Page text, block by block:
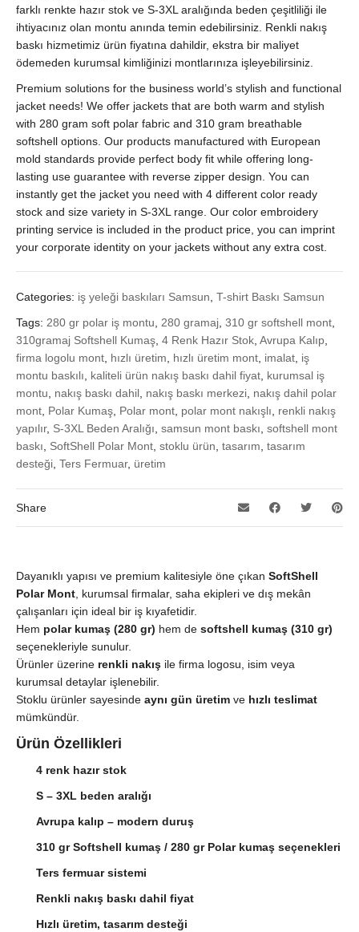
farklı renkte hazır stok ve S-3XL aralığında beden çeşitliliği ile
ihtiyacınız olan montu anında temin edebilirsiniz. Renkli nakış
baskı hizmetimiz ürün fiyatına dahildir, ekstra bir maliyet
ödemeden kurumsal kimliğinizi montlarınıza işleyebilirsiniz.
Premium solutions for the business world’s stylish and functional
jacket needs! We offer jackets that are both warm and stylish
with 280 gram soft polar fabric and 310 gram breathable
softshell options. Our products manufactured with European
mold standards provide perfect body fit while offering long-
lasting use guarantee with reverse zipper design. You can
instantly get the jacket you need with 4 different color ready
stock and size variety in S-3XL range. Our color embroidery
printing service is included in the product price, you can imprint
your corporate identity on your jackets without any extra cost.
Categories: iş yeleği baskıları Samsun T-shirt Baskı Samsun
Tags: 280 gr polar iş montu 280 gramaj 310 gr softshell mont
310gramaj Softshell Kumaş 4 Renk Hazır Stok Avrupa Kalıp
firma logolu mont hızlı üretim hızlı üretim mont imalat iş
montu baskılı
kaliteli ürün nakış baskı dahil fiyat kurumsal iş
montu
nakış baskı dahil nakış baskı merkezi nakış dahil polar
mont Polar Kumaş Polar mont polar mont nakışlı
renkli nakış
yapılır, S-3XL Beden Aralığı samsun mont baskı softshell mont
baskı
SoftShell Polar Mont stoklu ürün tasarım tasarım
desteği Ters Fermuar, üretim
Share
Dayanıklı yapısı ve premium kalitesiyle öne çıkan SoftShell
Polar Mont , kurumsal firmalar, saha ekipleri ve dış mekân
çalışanları için ideal bir iş kıyafetidir.
Hem polar kumaş (280 gr) hem de softshell kumaş (310 gr)
seçenekleriyle sunulur.
Ürünler üzerine renkli nakış ile firma logosu, isim veya
kurumsal detaylar işlenebilir.
Stoklu ürünler sayesinde aynı gün üretim ve hızlı teslimat
mümkündür.
Ürün Özellikleri
4 renk hazır stok
S – 3XL beden aralığı
Avrupa kalıp – modern duruş
310 gr Softshell kumaş / 280 gr Polar kumaş seçenekleri
Ters fermuar sistemi
Renkli nakış baskı dahil fiyat
Hızlı üretim, tasarım desteği